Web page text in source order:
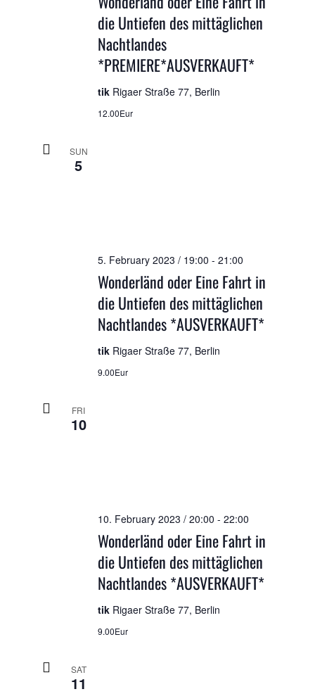
die Untiefen des mittäglichen
Nachtlandes
*PREMIERE*AUSVERKAUFT*
tik Rigaer Straße 77, Berlin
12.00Eur
SUN
5
Wonderländ oder Eine Fahrt in
die Untiefen des mittäglichen
Nachtlandes *AUSVERKAUFT*
5. February 2023 / 19:00 - 21:00
tik Rigaer Straße 77, Berlin
9.00Eur
FRI
10
Wonderländ oder Eine Fahrt in
die Untiefen des mittäglichen
Nachtlandes *AUSVERKAUFT*
10. February 2023 / 20:00 - 22:00
tik Rigaer Straße 77, Berlin
9.00Eur
SAT
11